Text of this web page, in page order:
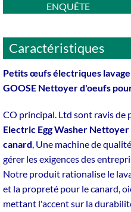
ENQUÊTE
Caractéristiques
Petits œufs électriques
GOOSE Nettoyer d'oeufs
CO principal. Ltd sont ravis de
Electric Egg Washer
canard, Une machine de
gérer les exigences des
Notre produit rationalise le
et la propreté pour le canard,
mettant l'accent sur la